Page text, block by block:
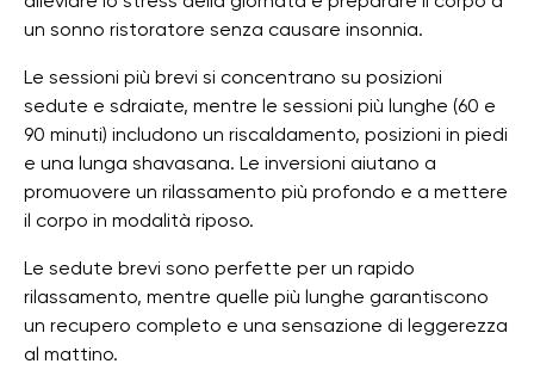
un sonno ristoratore senza causare insonnia.
Le sessioni più brevi si concentrano su posizioni
sedute e sdraiate, mentre le sessioni più lunghe (60 e
90 minuti) includono un riscaldamento, posizioni in piedi
e una lunga shavasana. Le inversioni aiutano a
promuovere un rilassamento più profondo e a mettere
il corpo in modalità riposo.
Le sedute brevi sono perfette per un rapido
rilassamento, mentre quelle più lunghe garantiscono
un recupero completo e una sensazione di leggerezza
al mattino.